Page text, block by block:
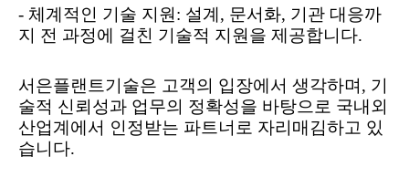
- 체계적인 기술 지원: 설계, 문서화, 기관 대응까
지 전 과정에 걸친 기술적 지원을 제공합니다.
서은플랜트기술은 고객의 입장에서 생각하며 , 기
술적 신뢰성과 업무의 정확성을 바탕으로 국내외
산업계에서 인정받는 파트너로 자리매김하고 있
습니다.